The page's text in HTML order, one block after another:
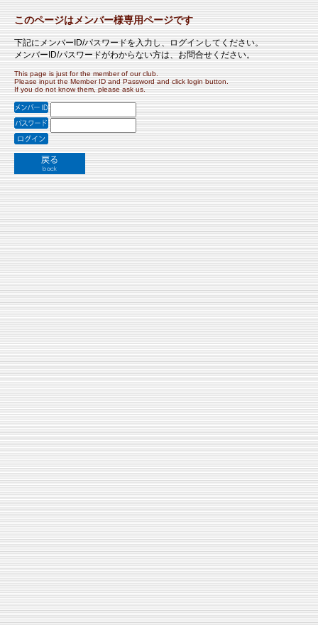
このページはメンバー様専用ページです
下記にメンバーID/パスワードを入力し、ログインしてください。
メンバーID/パスワードがわからない方は、お問合せください。
This page is just for the member of our club.
Please input the Member ID and Password and click login button.
If you do not know them, please ask us.